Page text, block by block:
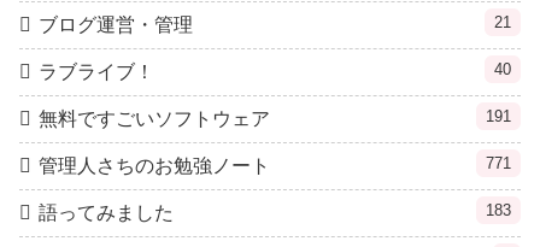
ブログ運営・管理 21
ラブライブ！ 40
無料ですごいソフトウェア 191
管理人さちのお勉強ノート 771
語ってみました 183